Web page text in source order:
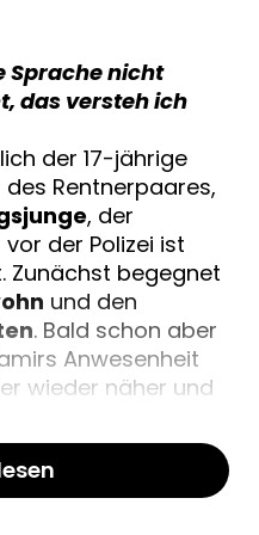
Sprache nicht
das versteh ich
der 17-jährige
Rentnerpaares,
, der
der Polizei ist
Zunächst begegnet
und den
. Bald schon aber
Anwesenheit
wieder näher und
mit der